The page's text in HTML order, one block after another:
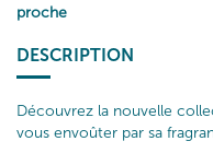
proche
DESCRIPTION
Découvrez la nouvelle
vous envoûter par sa